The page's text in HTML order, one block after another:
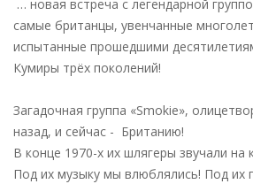
… новая встреча с легендарной
самые британцы, увенчанные
испытанные прошедшими
Кумиры трёх поколений!
Загадочная группа «Smokie»,
назад, и сейчас - Британию!
В конце 1970-х их шлягеры звучали на
Под их музыку мы влюблялись! Под их